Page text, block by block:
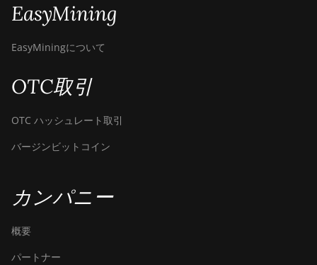
EasyMining
EasyMiningについて
OTC取引
OTC ハッシュレート取引
バージンビットコイン
カンパニー
概要
パートナー